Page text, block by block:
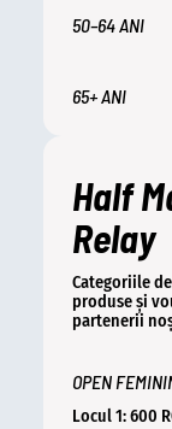
50–64 ANI
65+ ANI
Half
Relay
Categoriile
produse și
partenerii
OPEN
Locul 1: 600